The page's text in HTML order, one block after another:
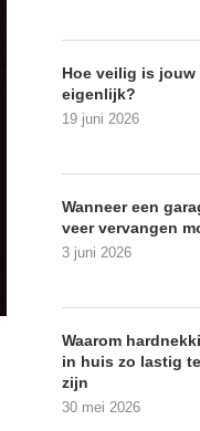
Hoe veilig is jouw
eigenlijk?
19 juni 2026
Wanneer een
veer vervangen
3 juni 2026
Waarom
in huis zo lastig
zijn
30 mei 2026